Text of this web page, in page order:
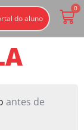
do aluno
0
antes de